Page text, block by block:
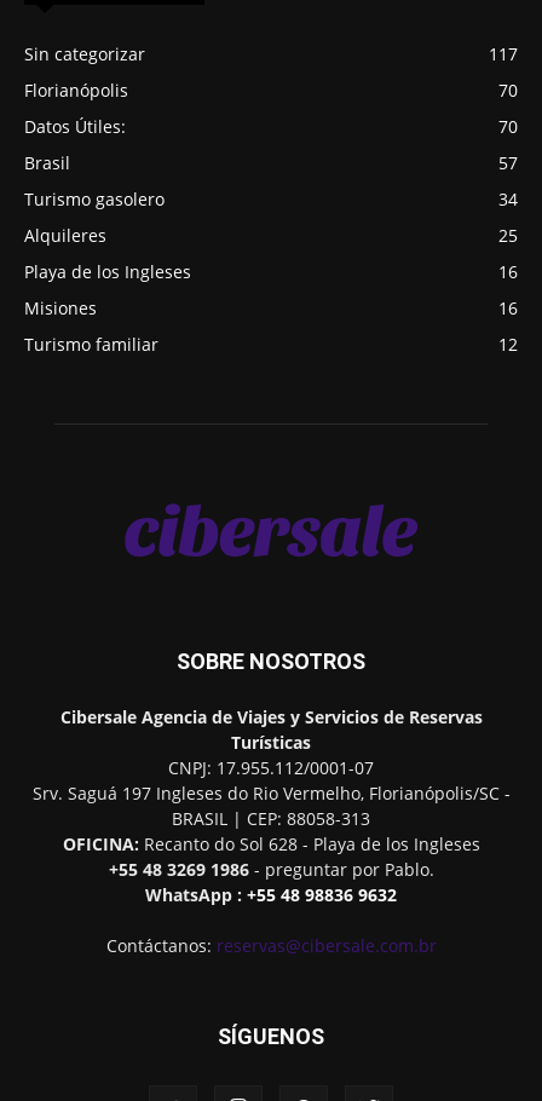
Sin categorizar
117
Florianópolis
70
Datos Útiles:
70
Brasil
57
Turismo gasolero
34
Alquileres
25
Playa de los Ingleses
16
Misiones
16
Turismo familiar
12
SOBRE NOSOTROS
Cibersale Agencia de Viajes y Servicios de Reservas
Turísticas
CNPJ: 17.955.112/0001-07
Srv. Saguá 197 Ingleses do Rio Vermelho, Florianópolis/SC-
BRASIL | CEP: 88058-313
OFICINA:Recanto do Sol 628 - Playa de los Ingleses
+55 48 3269 1986 - preguntar por Pablo.
WhatsApp : +55 48 98836 9632
Contáctanos: reservas@cibersale.com.br
SÍGUENOS